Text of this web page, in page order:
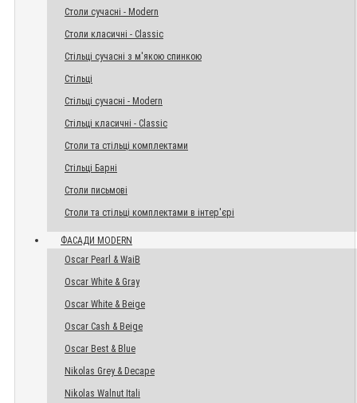
Столи сучасні - Modern
Столи класичні - Classic
Стільці сучасні з м'якою спинкою
Стільці
Стільці сучасні - Modern
Стільці класичні - Classic
Столи та стільці комплектами
Стільці Барні
Столи письмові
Столи та стільці комплектами в інтер'єрі
ФАСАДИ MODERN
Oscar Pearl & WaiB
Oscar White & Gray
Oscar White & Beige
Oscar Cash & Beige
Oscar Best & Blue
Nikolas Grey & Decape
Nikolas Walnut Itali